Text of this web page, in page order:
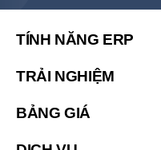
TÍNH NĂNG ERP
TRẢI NGHIỆM
BẢNG GIÁ
繁體中文
Malaysia (English)
한국 (한국어)